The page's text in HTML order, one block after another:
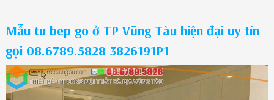
Mẫu tu bep go ở TP Vũng Tàu hiện đại uy tín
gọi 08.6789.5828 3826191P1